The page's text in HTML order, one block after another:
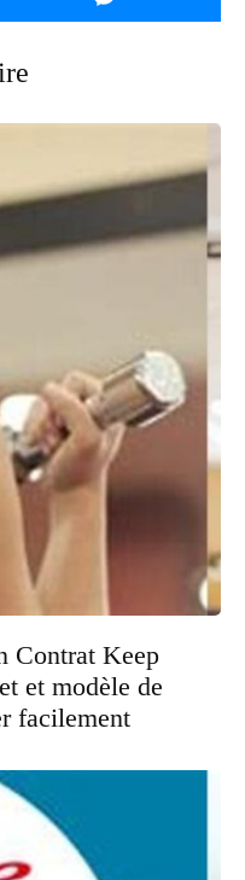
Contrat Keep
et modèle de
facilement